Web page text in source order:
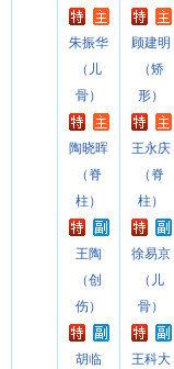
朱振华
（儿
骨）
陶晓晖
（脊
柱）
王陶
（创
伤）
胡临
顾建明
（矫
形）
王永庆
（脊
柱）
徐易京
（儿
骨）
王科大